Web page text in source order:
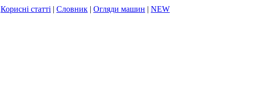
Корисні статті | Словник | Огляди машин | NEW